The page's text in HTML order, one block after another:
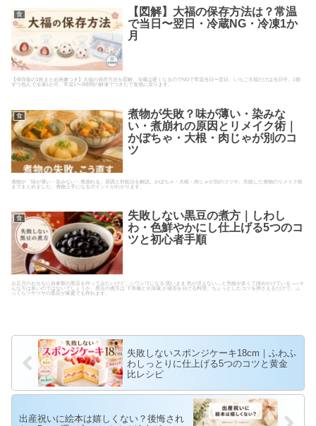
食
【図解】大福の保存方法は？常温
で当日〜翌日・冷蔵NG・冷凍1か
月
【保存版の1枚まとめ画像つき】大福の保存方法を図解。冷蔵は硬くなるのでNGで常温当日〜翌日、いちご大福だけは当日中。1個
ずつ包んで冷凍1か月、常温1〜2時間の解凍でつきたて食感に戻ります。
食
煮物が失敗？味が薄い・染みな
い・煮崩れの原因とリメイク術｜
かぼちゃ・大根・肉じゃが別のコ
ツ
煮物が「味が薄い・染みない・煮崩れる」原因と対処法を解説。かぼちゃ・大根・肉じゃが別のコツや、失敗した煮物のリメイク術
までまとめました。煮物上手になるポイントがわかります。
食
失敗しない黒豆の煮方｜しわし
わ・色鮮やかにし仕上げる5つのコ
ツと初心者手順
お正月のおせちに自家製の黒豆を作ってみたいけど、シワシワになる 固いまま 色が冴えない…と失敗が多くて諦めかけている ──そ
んな方は多いのではないでしょうか。黒豆の煮方は 下準備と火加減 が成否を分ける料理。ちょっとしたコツを押さえるだけで、ふ
っくらツヤツヤの黒豆が家庭でも作れます。
失敗しないスポンジケーキ18cm｜ふわふ
わしっとりに仕上げる5つのコツと黄金
比レシピ
出産祝いに絵本は嬉しくない？後悔され